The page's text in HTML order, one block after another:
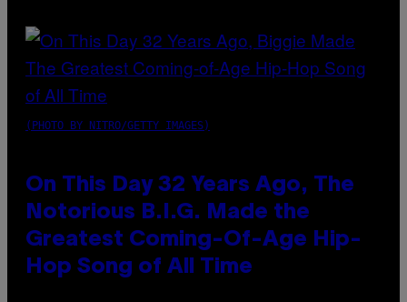
(PHOTO BY NITRO/GETTY IMAGES)
On This Day 32 Years Ago, The
Notorious B.I.G. Made the
Greatest Coming-Of-Age Hip-
Hop Song of All Time